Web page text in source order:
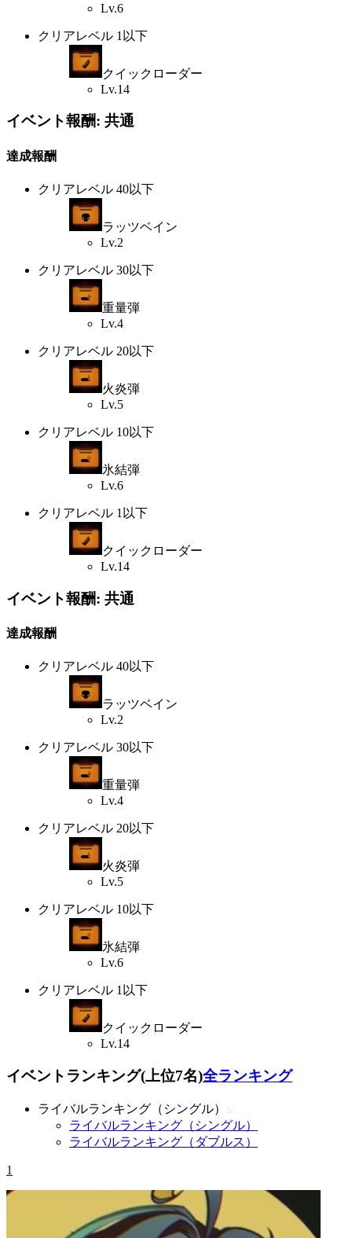
Lv.6
クリアレベル 1以下
クイックローダー
Lv.14
イベント報酬: 共通
達成報酬
クリアレベル 40以下
ラッツベイン
Lv.2
クリアレベル 30以下
重量弾
Lv.4
クリアレベル 20以下
火炎弾
Lv.5
クリアレベル 10以下
氷結弾
Lv.6
クリアレベル 1以下
クイックローダー
Lv.14
イベント報酬: 共通
達成報酬
クリアレベル 40以下
ラッツベイン
Lv.2
クリアレベル 30以下
重量弾
Lv.4
クリアレベル 20以下
火炎弾
Lv.5
クリアレベル 10以下
氷結弾
Lv.6
クリアレベル 1以下
クイックローダー
Lv.14
イベントランキング(上位7名)全ランキング
ライバルランキング（シングル）
ライバルランキング（シングル）
ライバルランキング（ダブルス）
1